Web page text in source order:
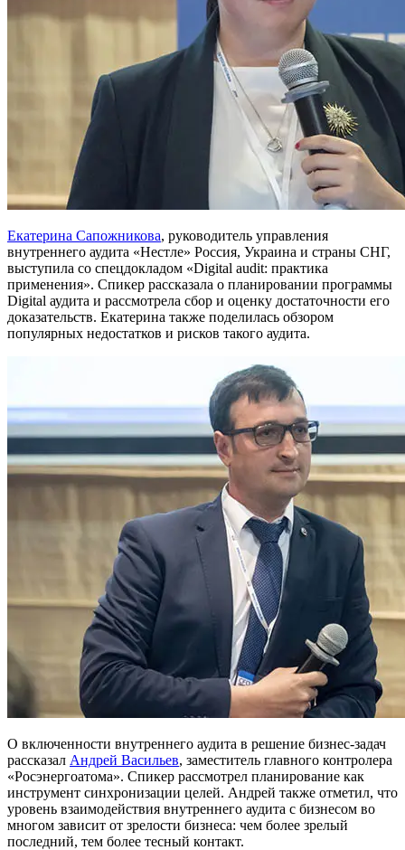
Екатерина Сапожникова, руководитель управления
внутреннего аудита «Нестле» Россия, Украина и страны СНГ,
выступила со спецдокладом «Digital audit: практика
применения». Спикер рассказала о планировании программы
Digital аудита и рассмотрела сбор и оценку достаточности его
доказательств. Екатерина также поделилась обзором
популярных недостатков и рисков такого аудита.
О включенности внутреннего аудита в решение бизнес-задач
рассказал Андрей Васильев, заместитель главного контролера
«Росэнергоатома». Спикер рассмотрел планирование как
инструмент синхронизации целей. Андрей также отметил, что
уровень взаимодействия внутреннего аудита с бизнесом во
многом зависит от зрелости бизнеса: чем более зрелый
последний, тем более тесный контакт.